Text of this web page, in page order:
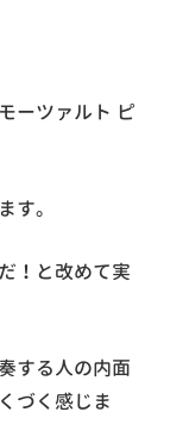
ーツァルト ピ
す。
！と改めて実
する人の内面
づく感じま